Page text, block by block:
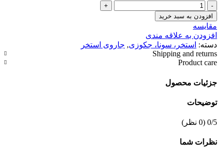
حشره
گیر
استخر
ایمکس
Emaux
عدد
افزودن به سبد خرید
مقایسه
افزودن به علاقه مندی
دسته: استخر، سونا، جکوزی, جاروی استخر
Shipping and returns
Product care
جزئیات محصول
توضیحات
‫0/5 ‫(0 نظر)
نظرات شما